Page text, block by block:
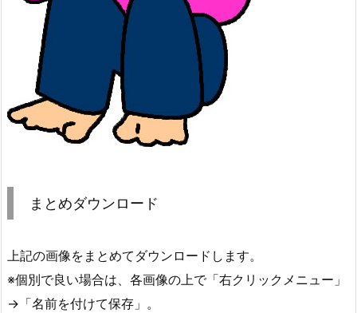
まとめダウンロード
上記の画像をまとめてダウンロードします。
※個別で良い場合は、各画像の上で「右クリックメニュー」
→「名前を付けて保存」。